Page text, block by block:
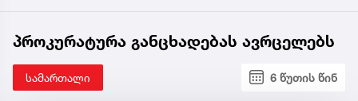
პროკურატურა განცხადებას ავრცელებს
სამართალი 6 წუთის წინ